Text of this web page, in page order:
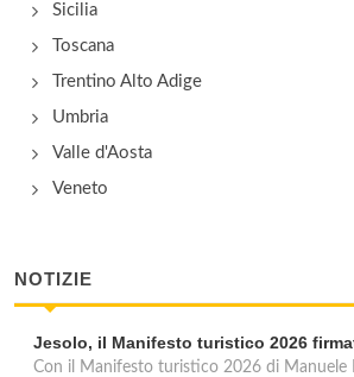
Sicilia
Toscana
Trentino Alto Adige
Umbria
Valle d'Aosta
Veneto
NOTIZIE
Jesolo, il Manifesto turistico 2026
Con il Manifesto turistico 2026 di Manuele